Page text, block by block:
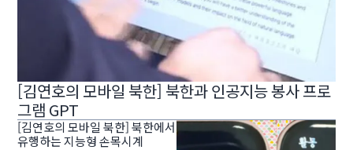
[김연호의 모바일 북한] 북한과 인공지능 봉사 프로
그램 GPT
[김연호의 모바일 북한] 북한에서
유행하는 지능형 손목시계